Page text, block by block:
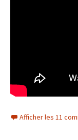
Afficher les 11